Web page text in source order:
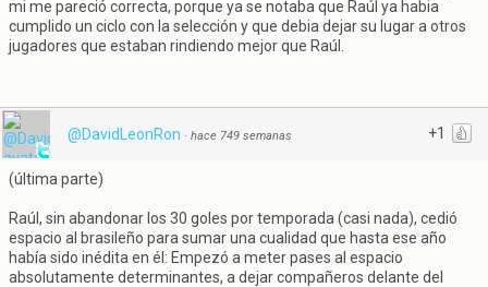
mi me pareció correcta, porque ya se notaba que Raúl ya habia
cumplido un ciclo con la selección y que debia dejar su lugar a otros
jugadores que estaban rindiendo mejor que Raúl.
+1
@DavidLeonRon · hace 749 semanas
(última parte)
Raúl, sin abandonar los 30 goles por temporada (casi nada), cedió
espacio al brasileño para sumar una cualidad que hasta ese año
había sido inédita en él: Empezó a meter pases al espacio
absolutamente determinantes, a dejar compañeros delante del